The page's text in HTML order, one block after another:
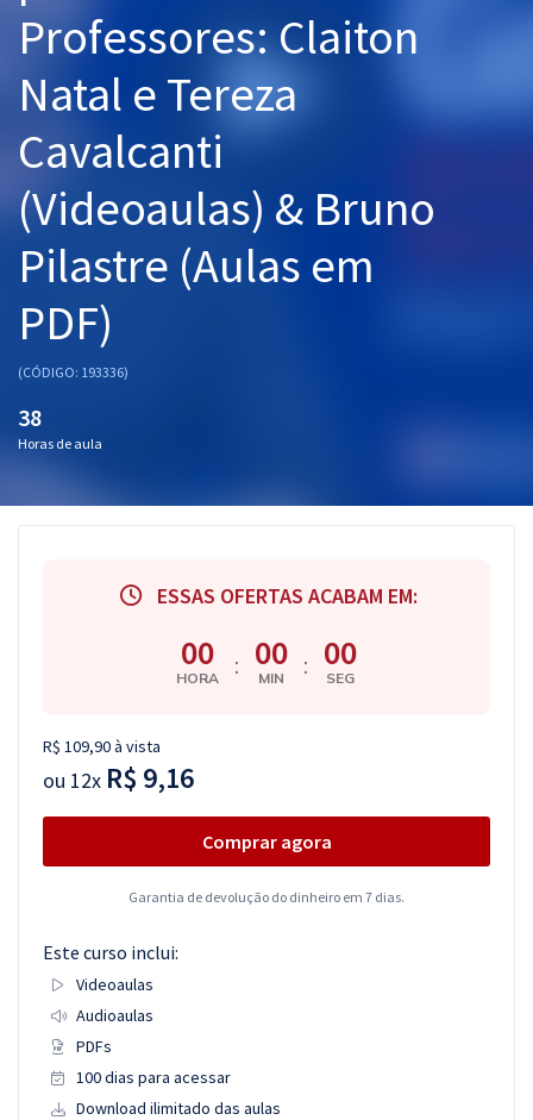
Pós
OAB
Questões grátis
Blog
Atendimento
Professores: Claiton
Natal e Tereza
Cavalcanti
(Videoaulas) & Bruno
Pilastre (Aulas em
PDF)
(CÓDIGO: 193336)
38
Horas de aula
ESSAS OFERTAS ACABAM EM:
00
HORA : 00
MIN : 00
SEG
R$ 109,90 à vista
ou 12x R$ 9,16
Comprar agora
Garantia de devolução do dinheiro em 7 dias.
Este curso inclui:
Videoaulas
Audioaulas
PDFs
100 dias para acessar
Download ilimitado das aulas